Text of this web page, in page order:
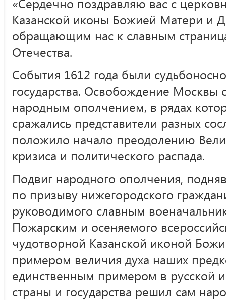
Казанской иконы Божией Матери и
обращающим нас к славным
Отечества.
События 1612 года были
государства. Освобождение Москвы
народным ополчением, в рядах
сражались представители разных
положило начало преодолению
кризиса и политического распада.
Подвиг народного ополчения,
по призыву нижегородского
руководимого славным
Пожарским и осеняемого
чудотворной Казанской иконой
примером величия духа наших
единственным примером в русской
страны и государства решил сам